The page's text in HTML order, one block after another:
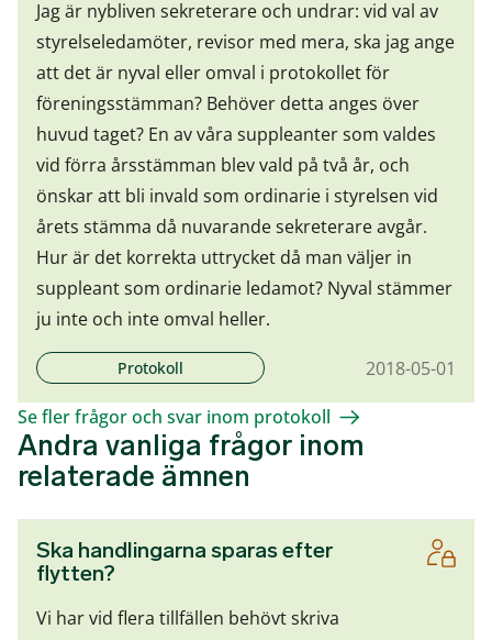
Jag är nybliven sekreterare och undrar: vid val av
styrelseledamöter, revisor med mera, ska jag ange
att det är nyval eller omval i protokollet för
föreningsstämman? Behöver detta anges över
huvud taget? En av våra suppleanter som valdes
vid förra årsstämman blev vald på två år, och
önskar att bli invald som ordinarie i styrelsen vid
årets stämma då nuvarande sekreterare avgår.
Hur är det korrekta uttrycket då man väljer in
suppleant som ordinarie ledamot? Nyval stämmer
ju inte och inte omval heller.
Protokoll 2018-05-01
Se fler frågor och svar inom protokoll
Andra vanliga frågor inom
relaterade ämnen
Ska handlingarna sparas efter
flytten?
Vi har vid flera tillfällen behövt skriva